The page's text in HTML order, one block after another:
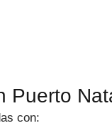
Puerto
con: